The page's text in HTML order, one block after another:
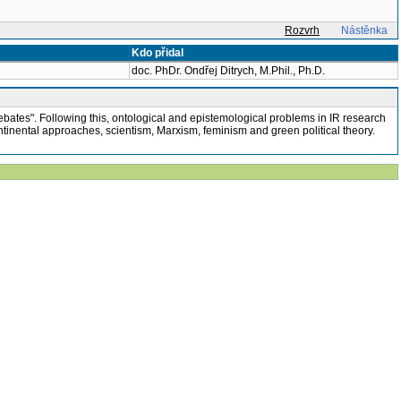
Rozvrh
Nástěnka
Kdo přidal
doc. PhDr. Ondřej Ditrych, M.Phil., Ph.D.
Following this, ontological and epistemological problems in IR research
approaches, scientism, Marxism, feminism and green political theory.